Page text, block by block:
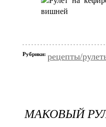
Рубрики: рецепты/
МАКОВЫЙ